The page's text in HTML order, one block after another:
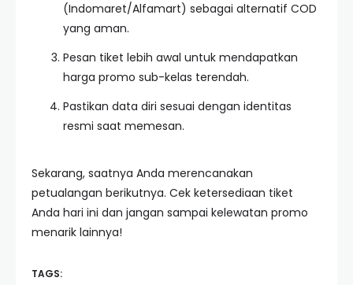
(Indomaret/Alfamart) sebagai alternatif COD
yang aman.
Pesan tiket lebih awal untuk mendapatkan
harga promo sub-kelas terendah.
Pastikan data diri sesuai dengan identitas
resmi saat memesan.
Sekarang, saatnya Anda merencanakan
petualangan berikutnya. Cek ketersediaan tiket
Anda hari ini dan jangan sampai kelewatan promo
menarik lainnya!
TAGS: